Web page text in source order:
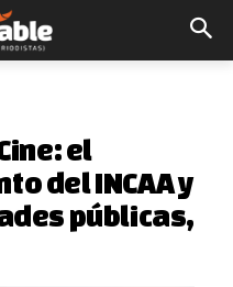
el
del INCAA y
públicas,